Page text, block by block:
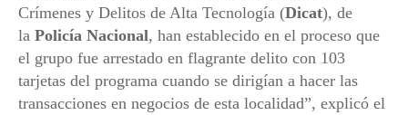
Crímenes y Delitos de Alta Tecnología (Dicat), de
la Policía Nacional, han establecido en el proceso que
el grupo fue arrestado en flagrante delito con 103
tarjetas del programa cuando se dirigían a hacer las
transacciones en negocios de esta localidad”, explicó el